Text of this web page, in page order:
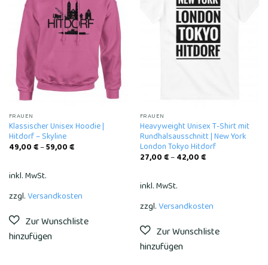
Add to
wishlist
FRAUEN
Klassischer Unisex Hoodie |
Hitdorf – Skyline
49,00€–59,00€
inkl. MwSt.
zzgl.Versandkosten
FRAUEN
Heavyweight Unisex T-Shirt mit
Rundhalsausschnitt | New York
London Tokyo Hitdorf
27,00€–42,00€
inkl. MwSt.
zzgl.Versandkosten